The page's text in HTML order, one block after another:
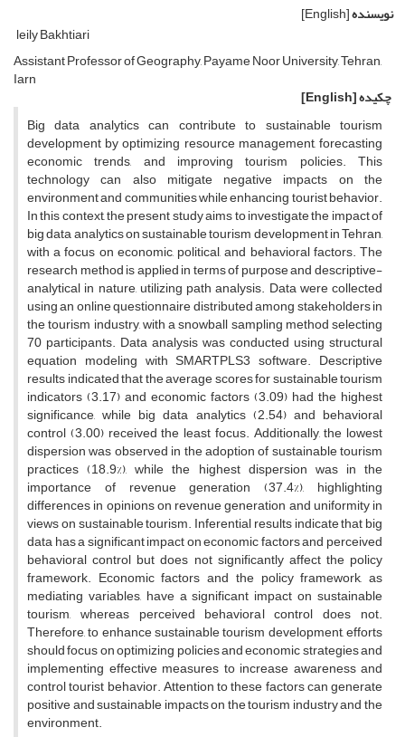
نویسنده[English]
leily Bakhtiari
Assistant Professor of Geography, Payame Noor University, Tehran,
Iarn
چکیده[English]
Big data analytics can contribute to sustainable tourism
development by optimizing resource management, forecasting
economic trends, and improving tourism policies. This
technology can also mitigate negative impacts on the
environment and communities while enhancing tourist behavior.
In this context, the present study aims to investigate the impact of
big data analytics on sustainable tourism development in Tehran,
with a focus on economic, political, and behavioral factors. The
research method is applied in terms of purpose and descriptive-
analytical in nature, utilizing path analysis. Data were collected
using an online questionnaire distributed among stakeholders in
the tourism industry, with a snowball sampling method selecting
70 participants. Data analysis was conducted using structural
equation modeling with SMARTPLS3 software. Descriptive
results indicated that the average scores for sustainable tourism
indicators (3.17) and economic factors (3.09) had the highest
significance, while big data analytics (2.54) and behavioral
control (3.00) received the least focus. Additionally, the lowest
dispersion was observed in the adoption of sustainable tourism
practices (18.9%), while the highest dispersion was in the
importance of revenue generation (37.4%), highlighting
differences in opinions on revenue generation and uniformity in
views on sustainable tourism. Inferential results indicate that big
data has a significant impact on economic factors and perceived
behavioral control but does not significantly affect the policy
framework. Economic factors and the policy framework, as
mediating variables, have a significant impact on sustainable
tourism, whereas perceived behavioral control does not.
Therefore, to enhance sustainable tourism development, efforts
should focus on optimizing policies and economic strategies and
implementing effective measures to increase awareness and
control tourist behavior. Attention to these factors can generate
positive and sustainable impacts on the tourism industry and the
environment.